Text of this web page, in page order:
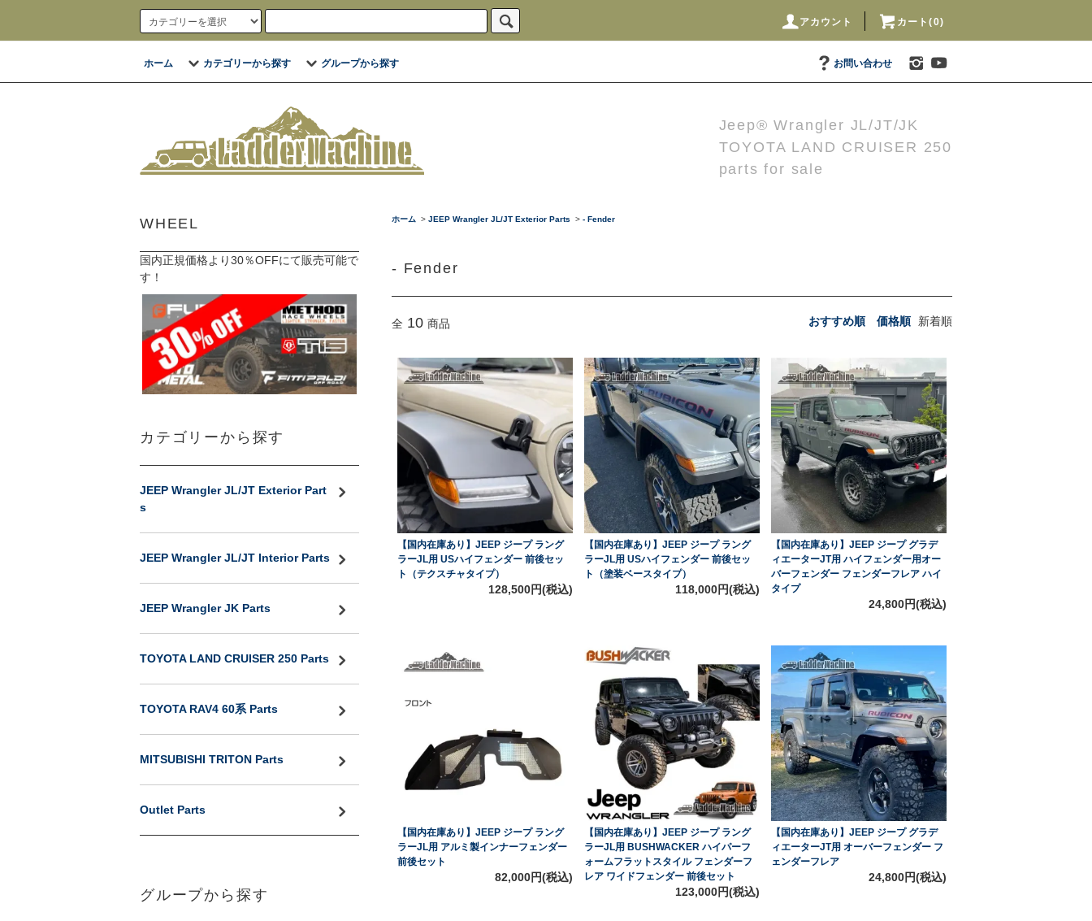
アカウント カート(0)
ホーム カテゴリーから探す グループから探す お問い合わせ
Jeep® Wrangler JL/JT/JK
TOYOTA LAND CRUISER 250
parts for sale
ホーム > JEEP Wrangler JL/JT Exterior Parts > - Fender
- Fender
全 10 商品 おすすめ順 価格順 新着順
【国内在庫あり】JEEP ジープ ラング
ラーJL用 USハイフェンダー 前後セッ
ト（テクスチャタイプ）
128,500円(税込)
【国内在庫あり】JEEP ジープ ラング
ラーJL用 USハイフェンダー 前後セッ
ト（塗装ベースタイプ）
118,000円(税込)
【国内在庫あり】JEEP ジープ グラデ
ィエーターJT用 ハイフェンダー用オー
バーフェンダー フェンダーフレア ハイ
タイプ
24,800円(税込)
【国内在庫あり】JEEP ジープ ラング
ラーJL用 アルミ製インナーフェンダー
前後セット
82,000円(税込)
【国内在庫あり】JEEP ジープ ラング
ラーJL用 BUSHWACKER ハイパーフ
ォームフラットスタイル フェンダーフ
レア ワイドフェンダー 前後セット
123,000円(税込)
【国内在庫あり】JEEP ジープ グラデ
ィエーターJT用 オーバーフェンダー フ
ェンダーフレア
24,800円(税込)
WHEEL
国内正規価格より30％OFFにて販売可能で
す！
カテゴリーから探す
JEEP Wrangler JL/JT Exterior Part
s
JEEP Wrangler JL/JT Interior Parts
JEEP Wrangler JK Parts
TOYOTA LAND CRUISER 250 Parts
TOYOTA RAV4 60系 Parts
MITSUBISHI TRITON Parts
Outlet Parts
グループから探す